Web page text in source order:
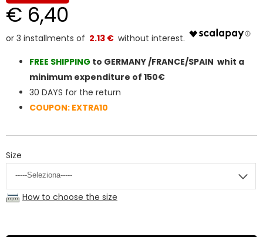
€ 6,40
2.13 €
FREE SHIPPING to GERMANY /FRANCE/SPAIN whit a
minimum expenditure of 150€
30 DAYS for the return
COUPON: EXTRA10
Size
How to choose the size